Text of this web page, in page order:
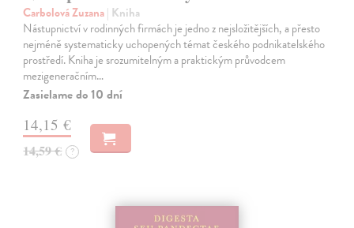
Carbolová Zuzana| Kniha
Nástupnictví v rodinných firmách je jedno z nejsložitějších, a přesto
nejméně systematicky uchopených témat českého podnikatelského
prostředí. Kniha je srozumitelným a praktickým průvodcem
mezigeneračním…
Zasielame do 10 dní
14,15 €
14,59 € ?